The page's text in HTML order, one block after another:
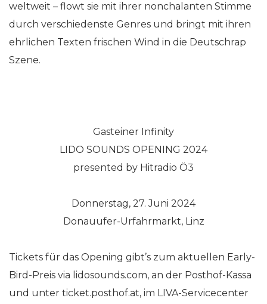
weltweit – flowt sie mit ihrer nonchalanten Stimme
durch verschiedenste Genres und bringt mit ihren
ehrlichen Texten frischen Wind in die Deutschrap
Szene.
Gasteiner Infinity
LIDO SOUNDS OPENING 2024
presented by Hitradio Ö3
Donnerstag, 27. Juni 2024
Donauufer-Urfahrmarkt, Linz
Tickets für das Opening gibt’s zum aktuellen Early-
Bird-Preis via lidosounds.com, an der Posthof-Kassa
und unter ticket.posthof.at, im LIVA-Servicecenter